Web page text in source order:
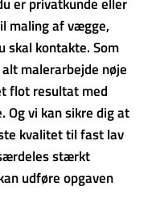
maling af vægge,
kontakte. Som
malerarbejde nøje
flot resultat med
Og vi kan sikre dig at
kvalitet til fast lav
stærkt
udføre opgaven